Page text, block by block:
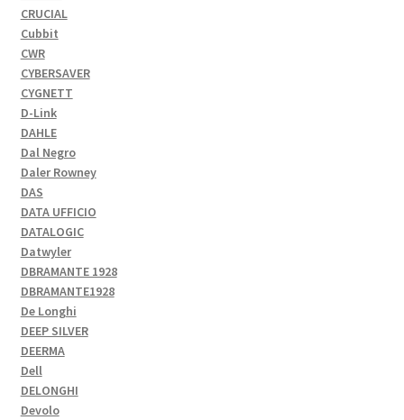
CRUCIAL
Cubbit
CWR
CYBERSAVER
CYGNETT
D-Link
DAHLE
Dal Negro
Daler Rowney
DAS
DATA UFFICIO
DATALOGIC
Datwyler
DBRAMANTE 1928
DBRAMANTE1928
De Longhi
DEEP SILVER
DEERMA
Dell
DELONGHI
Devolo